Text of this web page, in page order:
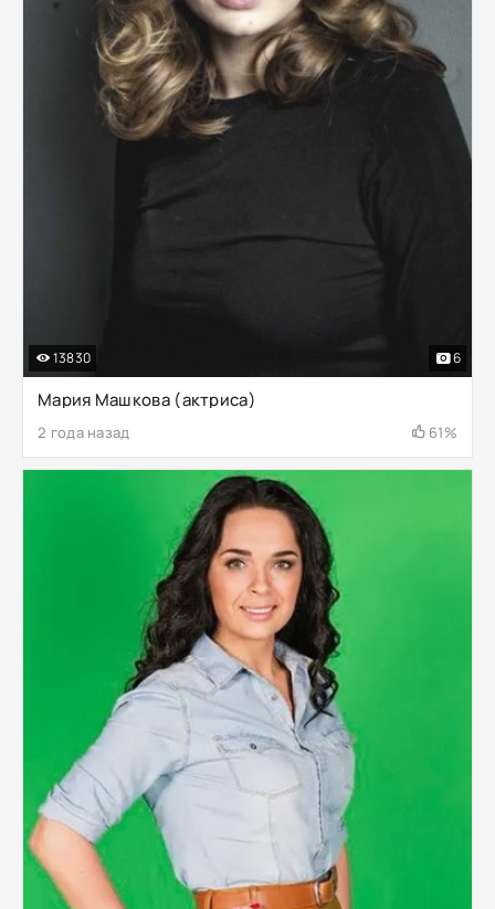
Мария Машкова (актриса)
2 года назад 61%
13830 6